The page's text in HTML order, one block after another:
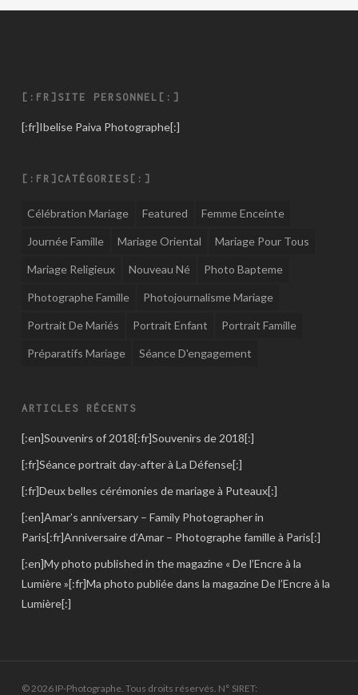
[:FR]SITE PERSONNEL[:]
[:fr]Ibelise Paiva Photographe[:]
[:FR]CATÉGORIES[:]
Célébration Mariage Featured Femme Enceinte
Journée Famille Mariage Oriental Mariage Pour Tous
Mariage Religieux Nouveau Né Photo Bapteme
Photographe Famille Photojournalisme Mariage
Portrait De Mariés Portrait Enfant Portrait Famille
Préparatifs Mariage Séance D'engagement
ARTICLES RÉCENTS
[:en]Souvenirs of 2018[:fr]Souvenirs de 2018[:]
[:fr]Séance portrait day-after à La Défense[:]
[:fr]Deux belles cérémonies de mariage à Puteaux[:]
[:en]Amar’s anniversary – Family Photographer in
Paris[:fr]Anniversaire d’Amar – Photographe famille à Paris[:]
[:en]My photo published in the magazine « De l’Encre à la
Lumière »[:fr]Ma photo publiée dans la magazine De l’Encre à la
Lumière[:]
© 2026 IP-Photographe. Tous droits réservés. N° SIRET: